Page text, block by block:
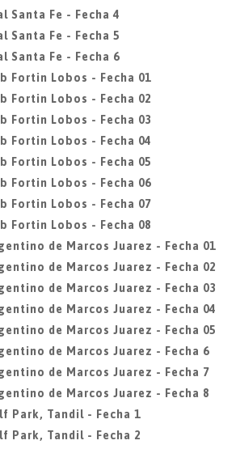
Santa Fe - Fecha 4
Santa Fe - Fecha 5
Santa Fe - Fecha 6
Fortin Lobos - Fecha 01
Fortin Lobos - Fecha 02
Fortin Lobos - Fecha 03
Fortin Lobos - Fecha 04
Fortin Lobos - Fecha 05
Fortin Lobos - Fecha 06
Fortin Lobos - Fecha 07
Fortin Lobos - Fecha 08
de Marcos Juarez - Fecha 01
de Marcos Juarez - Fecha 02
de Marcos Juarez - Fecha 03
de Marcos Juarez - Fecha 04
de Marcos Juarez - Fecha 05
de Marcos Juarez - Fecha 6
de Marcos Juarez - Fecha 7
de Marcos Juarez - Fecha 8
Park, Tandil - Fecha 1
Park, Tandil - Fecha 2